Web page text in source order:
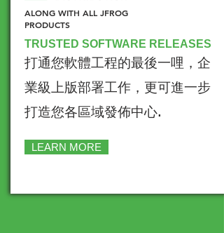
ALONG WITH ALL JFROG
PRODUCTS
TRUSTED SOFTWARE RELEASES
打通您軟體工程的最後一哩，企
業級上版部署工作，更可進一步
打造您各區域發佈中心.
LEARN MORE